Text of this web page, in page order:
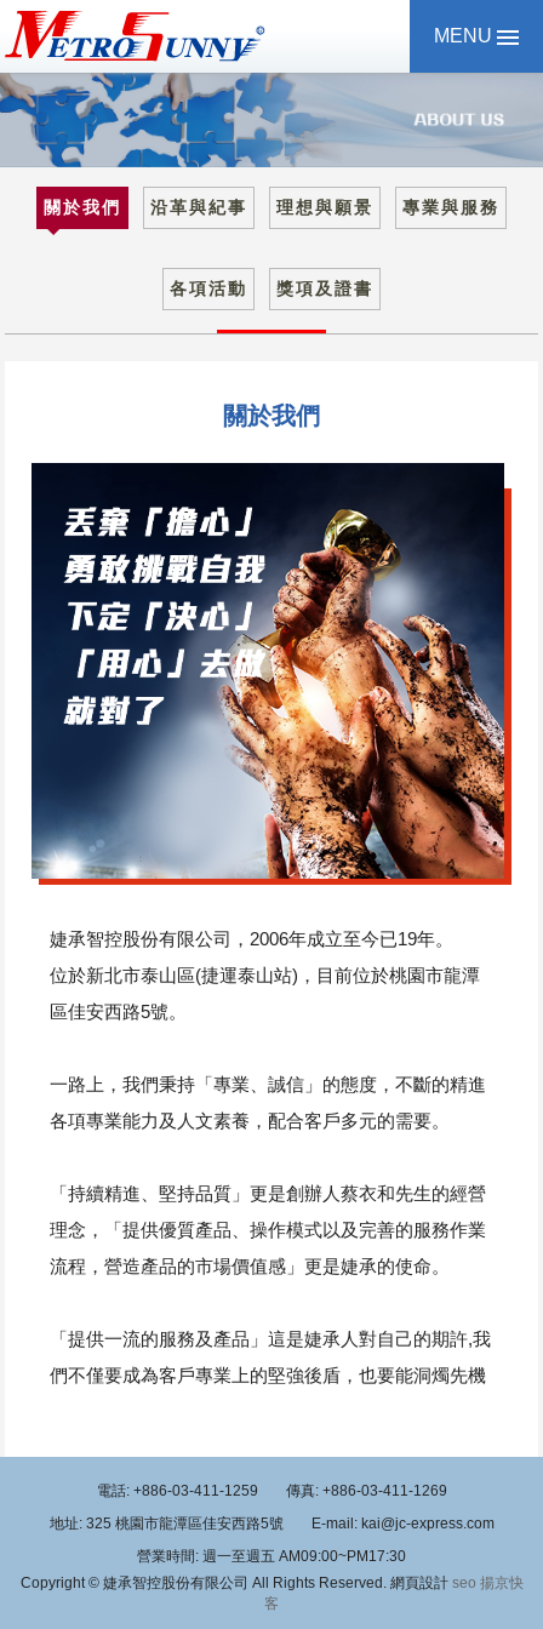
MENU
關於我們 沿革與紀事 理想與願景 專業與服務
各項活動 獎項及證書
關於我們
婕承智控股份有限公司，2006年成立至今已19年。
位於新北市泰山區(捷運泰山站)，目前位於桃園市龍潭
區佳安西路5號。
一路上，我們秉持「專業、誠信」的態度，不斷的精進
各項專業能力及人文素養，配合客戶多元的需要。
「持續精進、堅持品質」更是創辦人蔡衣和先生的經營
理念，「提供優質產品、操作模式以及完善的服務作業
流程，營造產品的市場價值感」更是婕承的使命。
「提供一流的服務及產品」這是婕承人對自己的期許,我
們不僅要成為客戶專業上的堅強後盾，也要能洞燭先機
電話: +886-03-411-1259
傳真: +886-03-411-1269
地址: 325 桃園市龍潭區佳安西路5號
E-mail: kai@jc-express.com
營業時間: 週一至週五 AM09:00~PM17:30
Copyright © 婕承智控股份有限公司 All Rights Reserved. 網頁設計 seo 揚京快
客